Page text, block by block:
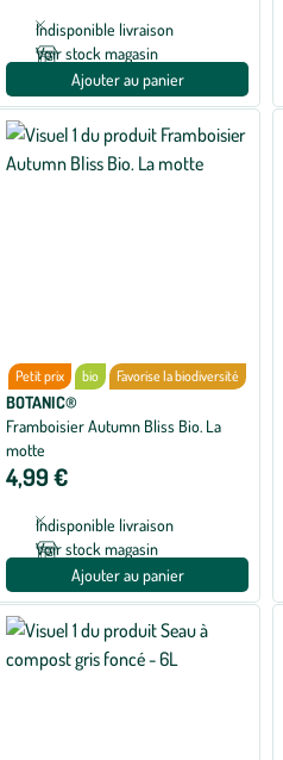
Indisponible livraison
Voir stock magasin
Ajouter au panier
Petit prix bio Favorise la biodiversité
BOTANIC®
Framboisier Autumn Bliss Bio. La
motte
4,99 €
Indisponible livraison
Voir stock magasin
Ajouter au panier